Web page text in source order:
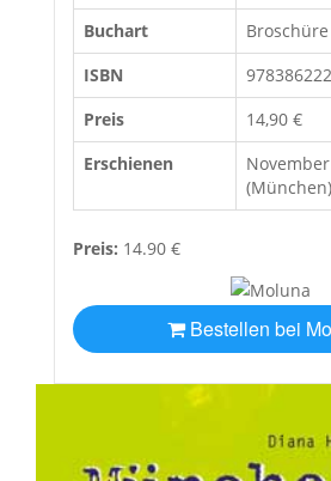
Buchart
Broschüre
ISBN
Preis
14,90 €
Erschienen
(München)
Preis: 14.90 €
Bestellen bei